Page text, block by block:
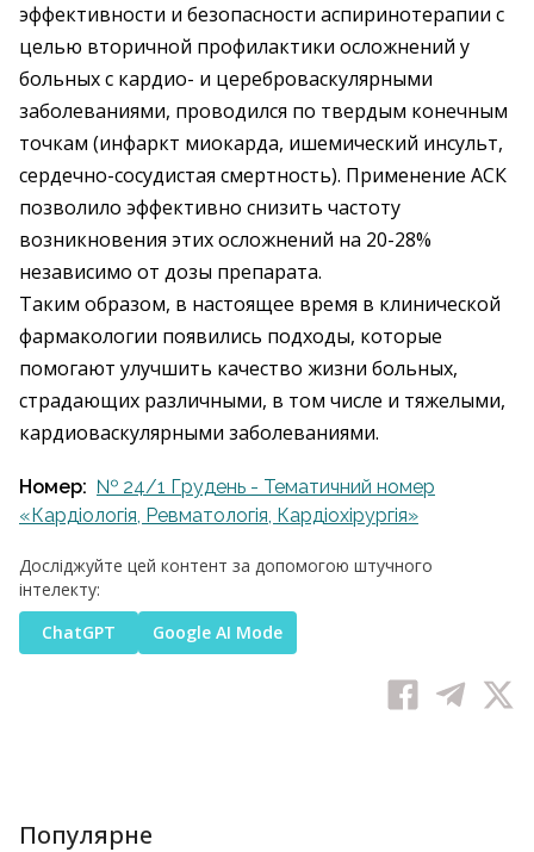
эффективности и безопасности аспиринотерапии с
целью вторичной профилактики осложнений у
больных с кардио- и цереброваскулярными
заболеваниями, проводился по твердым конечным
точкам (инфаркт миокарда, ишемический инсульт,
сердечно-сосудистая смертность). Применение АСК
позволило эффективно снизить частоту
возникновения этих осложнений на 20-28%
независимо от дозы препарата.
Таким образом, в настоящее время в клинической
фармакологии появились подходы, которые
помогают улучшить качество жизни больных,
страдающих различными, в том числе и тяжелыми,
кардиоваскулярными заболеваниями.
Номер: № 24/1 Грудень - Тематичний номер
«Кардіологія, Ревматологія, Кардіохірургія»
Досліджуйте цей контент за допомогою штучного
інтелекту:
ChatGPT
Google AI Mode
Популярне